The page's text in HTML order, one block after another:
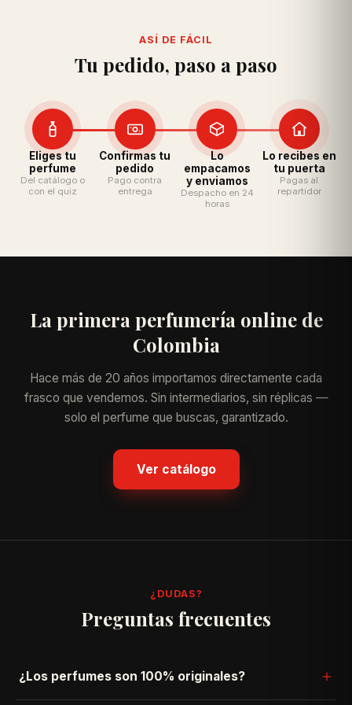
ASÍ DE FÁCIL
Tu pedido, paso a paso
Eliges tu
perfume
Del catálogo o
con el quiz
Confirmas tu
pedido
Pago contra
entrega
Lo
empacamos
y enviamos
Despacho en 24
horas
Lo recibes en
tu puerta
Pagas al
repartidor
La primera perfumería online de
Colombia
Hace más de 20 años importamos directamente cada
frasco que vendemos. Sin intermediarios, sin réplicas —
solo el perfume que buscas, garantizado.
Ver catálogo
¿DUDAS?
Preguntas frecuentes
¿Los perfumes son 100% originales?